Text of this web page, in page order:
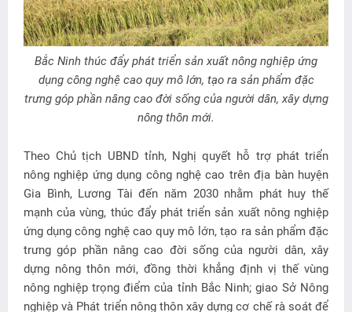
Bắc Ninh thúc đẩy phát triển sản xuất nông nghiệp ứng
dụng công nghệ cao quy mô lớn, tạo ra sản phẩm đặc
trưng góp phần nâng cao đời sống của người dân, xây dựng
nông thôn mới.
Theo Chủ tịch UBND tỉnh, Nghị quyết hỗ trợ phát triển
nông nghiệp ứng dụng công nghệ cao trên địa bàn huyện
Gia Bình, Lương Tài đến năm 2030 nhằm phát huy thế
mạnh của vùng, thúc đẩy phát triển sản xuất nông nghiệp
ứng dụng công nghệ cao quy mô lớn, tạo ra sản phẩm đặc
trưng góp phần nâng cao đời sống của người dân, xây
dựng nông thôn mới, đồng thời khẳng định vị thế vùng
nông nghiệp trọng điểm của tỉnh Bắc Ninh; giao Sở Nông
nghiệp và Phát triển nông thôn xây dựng cơ chế rà soát để